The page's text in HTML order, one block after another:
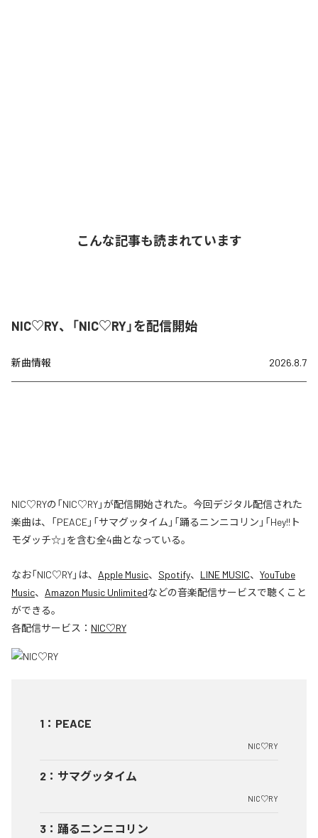
こんな記事も読まれています
NIC♡RY、「NIC♡RY」を配信開始
新曲情報 2026.8.7
NIC♡RYの「NIC♡RY」が配信開始された。今回デジタル配信された
楽曲は、「PEACE」「サマグッタイム」「踊るニンニコリン」「Hey!!ト
モダッチ☆」を含む全4曲となっている。
なお「NIC♡RY」は、 Apple Music、 Spotify、 LINE MUSIC、 YouTube
Music、 Amazon Music Unlimitedなどの音楽配信サービスで聴くこと
ができる。
各配信サービス： NIC♡RY
1 ： PEACE
NIC♡RY
2 ： サマグッタイム
NIC♡RY
3 ： 踊るニンニコリン